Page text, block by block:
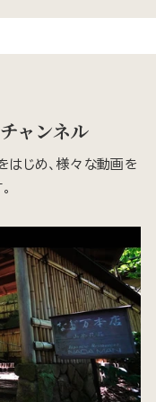
ャンネル
はじめ、様々な動画を